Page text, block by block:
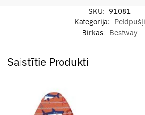
SKU: 91081
Kategorija: Peldpūšļi
Birkas: Bestway
Saistītie Produkti